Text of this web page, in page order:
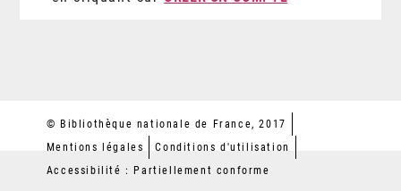
© Bibliothèque nationale de France, 2017
Mentions légales
Conditions d'utilisation
Accessibilité : Partiellement conforme